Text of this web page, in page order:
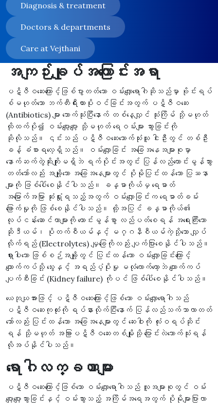
Diagnosis & treatment
Doctors & departments
Care at Vejthani
အကျဉ်းချုပ်အကြောင်းအရာ
ပဋိဇီဝဆေးကြောင့်ဖြစ်ပွားတတ်သော ဝမ်းလျှောရောဂါဆိုသည်မှာ ဗိုင်းရပ်
စ်မဟုတ်သော ဘက်တီးရီးယားပိုးဝင်ခြင်းအတွက် ပဋိဇီဝဆေး
(Antibiotics) များ သောက်သုံးပြီးနောက် တစ်နေ့လျှင် သုံးကြိမ် သို့မဟုတ်
ထိုထက်ပို၍ ဝမ်းပျော့ပျော့ သို့မဟုတ် ရေဝမ်းများ သွားခြင်းကို
ဆိုလိုသည်။ ၎င်းသည် ပဋိဇီဝဆေးသောက်သုံးသူ ငါးဦးတွင် တစ်ဦး
ခန့် ခံစားရလေ့ရှိသည်။ ဝမ်းလျှောခြင်း အခြေအနေအများစုမှာ
နောက်ဆက်တွဲဆိုးကျိုးမရှိဘဲ ရက်ပိုင်းအတွင်း ပြန်လည်ကောင်းမွန်သွား
တတ်သော်လည်း အချို့သော အခြေအနေများတွင် ပိုမိုပြင်းထန်သော ပြဿနာ
များကို ဖြစ်ပေါ်စေနိုင်ပါသည်။ ခန္ဓာကိုယ်မှ ရေဓာတ်
အမြောက်အမြား ဆုံးရှုံးရသည့်အတွက် ဝမ်းလျှောခြင်းက ရေဓာတ်ခမ်း
ခြောက်မှုကို ဖြစ်စေနိုင်ပါသည်။ ထို့အပြင် ခန္ဓာကိုယ်၏
လုပ်ငန်းဆောင်တာများကို ကောင်းမွန်စွာ လည်ပတ်စေရန် အရေးကြီးသော
ဆိုဒီယမ်၊ ပိုတက်စီယမ်နှင့် မဂ္ဂနီစီယမ်ကဲ့သို့သော လျှပ်
လိုက်ရည် (Electrolytes) မျှခြေကိုလည်း ပျက်ပြားစေနိုင်ပါသည်။
ရှားပါးသော ဖြစ်စဉ်အချို့တွင် ပြင်းထန်သော ဝမ်းလျှောခြင်းကြောင့်
ကျောက်ကပ်သို့ သွေးနှင့် အရည်ပံ့ပိုးမှု မလုံလောက်တော့ဘဲ ကျောက်ကပ်
ပျက်စီးခြင်း (Kidney failure) ကိုပင် ဖြစ်ပေါ်စေနိုင်ပါသည်။
ယေဘုယျအားဖြင့် ပဋိဇီဝဆေးကြောင့်ဖြစ်သော ဝမ်းလျှောရောဂါသည်
ပဋိဇီဝဆေးကုထုံးကို ရပ်နားလိုက်ပြီးနောက် ပြန်လည်သက်သာလာတတ်
သော်လည်း ပြင်းထန်သော အခြေအနေများတွင် ဆေးဝါးကို လုံးဝရပ်ဆိုင်း
ရန် သို့မဟုတ် အခြားပဋိဇီဝဆေးတစ်မျိုးသို့ ပြောင်းလဲသောက်သုံးရန်
လိုအပ်နိုင်ပါသည်။
ရောဂါလက္ခဏာများ
ပဋိဇီဝဆေးကြောင့်ဖြစ်သော ဝမ်းလျှောရောဂါသည် လူအများစုတွင် ဝမ်း
ပျော့ပျော့သွားခြင်းနှင့် ဝမ်းသွားသည့် အကြိမ်အရေအတွက် ပိုမိုများပြားလာ